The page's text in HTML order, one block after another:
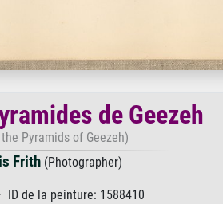
de Geezeh
Pyramids of Geezeh)
Frith(Photographer)
ID de la peinture: 1588410